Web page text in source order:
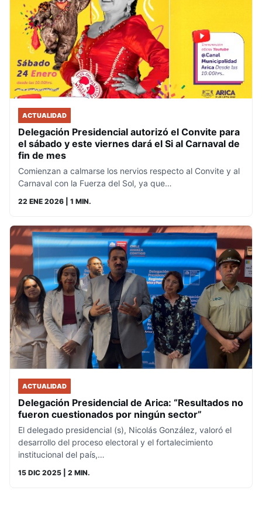
ACTUALIDAD
Delegación Presidencial autorizó el Convite para
el sábado y este viernes dará el Si al Carnaval de
fin de mes
Comienzan a calmarse los nervios respecto al Convite y al
Carnaval con la Fuerza del Sol, ya que…
22 ENE 2026 | 1 MIN.
ACTUALIDAD
Delegación Presidencial de Arica: “Resultados no
fueron cuestionados por ningún sector”
El delegado presidencial (s), Nicolás González, valoró el
desarrollo del proceso electoral y el fortalecimiento
institucional del país,…
15 DIC 2025 | 2 MIN.